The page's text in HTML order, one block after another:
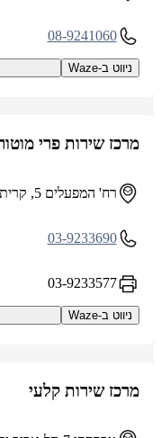
08-9241060
ניווט ב-Waze
מרכז שירות פרי מוטורס
רח' המפעלים 5, קרית אריה פ"ת
03-9233690
03-9233577
ניווט ב-Waze
מרכז שירות קלעי